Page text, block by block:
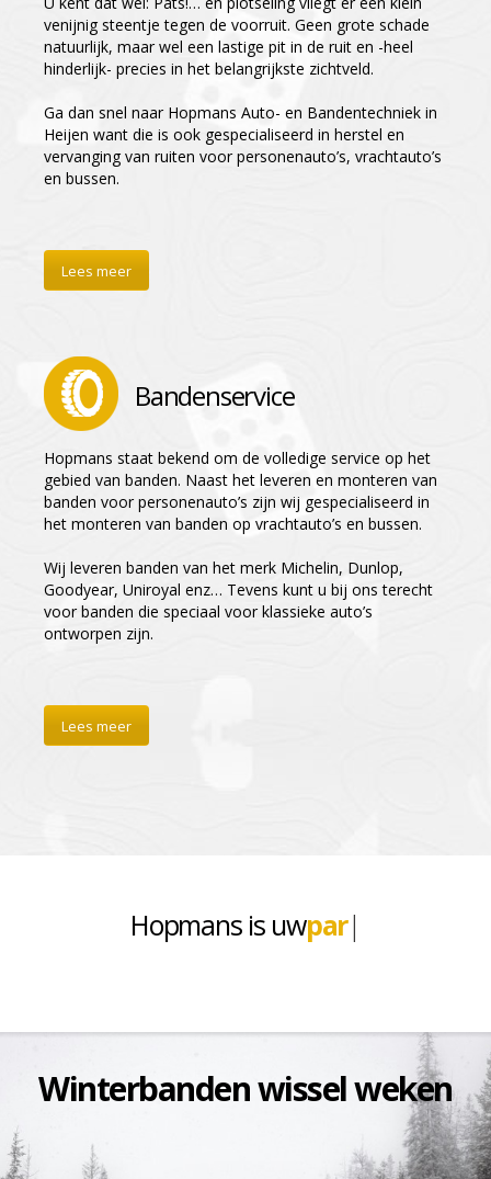
venijnig steentje tegen de voorruit. Geen grote schade
natuurlijk, maar wel een lastige pit in de ruit en -heel
hinderlijk- precies in het belangrijkste zichtveld.
Ga dan snel naar Hopmans Auto- en Bandentechniek in
Heijen want die is ook gespecialiseerd in herstel en
vervanging van ruiten voor personenauto’s, vrachtauto’s
en bussen.
Lees meer
Bandenservice
Hopmans staat bekend om de volledige service op het
gebied van banden. Naast het leveren en monteren van
banden voor personenauto’s zijn wij gespecialiseerd in
het monteren van banden op vrachtauto’s en bussen.
Wij leveren banden van het merk Michelin, Dunlop,
Goodyear, Uniroyal enz… Tevens kunt u bij ons terecht
voor banden die speciaal voor klassieke auto’s
ontworpen zijn.
Lees meer
Hopmans is uwfull se
Winterbanden wissel weken